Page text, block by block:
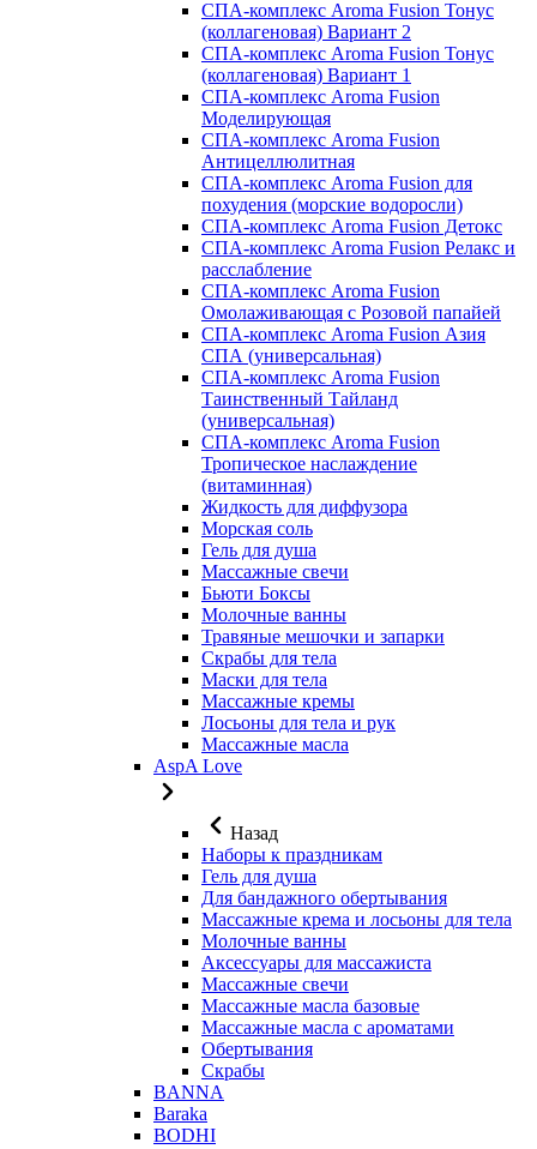
СПА-комплекс Aroma Fusion Тонус
(коллагеновая) Вариант 2
СПА-комплекс Aroma Fusion Тонус
(коллагеновая) Вариант 1
СПА-комплекс Aroma Fusion
Моделирующая
СПА-комплекс Aroma Fusion
Антицеллюлитная
СПА-комплекс Aroma Fusion для
похудения (морские водоросли)
СПА-комплекс Aroma Fusion Детокс
СПА-комплекс Aroma Fusion Релакс и
расслабление
СПА-комплекс Aroma Fusion
Омолаживающая с Розовой папайей
СПА-комплекс Aroma Fusion Азия
СПА (универсальная)
СПА-комплекс Aroma Fusion
Таинственный Тайланд
(универсальная)
СПА-комплекс Aroma Fusion
Тропическое наслаждение
(витаминная)
Жидкость для диффузора
Морская соль
Гель для душа
Массажные свечи
Бьюти Боксы
Молочные ванны
Травяные мешочки и запарки
Скрабы для тела
Маски для тела
Массажные кремы
Лосьоны для тела и рук
Массажные масла
AspA Love
Назад
Наборы к праздникам
Гель для душа
Для бандажного обертывания
Массажные крема и лосьоны для тела
Молочные ванны
Аксессуары для массажиста
Массажные свечи
Массажные масла базовые
Массажные масла с ароматами
Обертывания
Скрабы
BANNA
Baraka
BODHI